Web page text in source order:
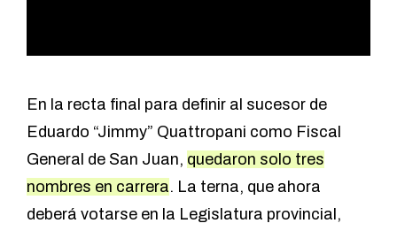
En la recta final para definir al sucesor de
Eduardo “Jimmy” Quattropani como Fiscal
General de San Juan, quedaron solo tres
nombres en carrera. La terna, que ahora
deberá votarse en la Legislatura provincial,